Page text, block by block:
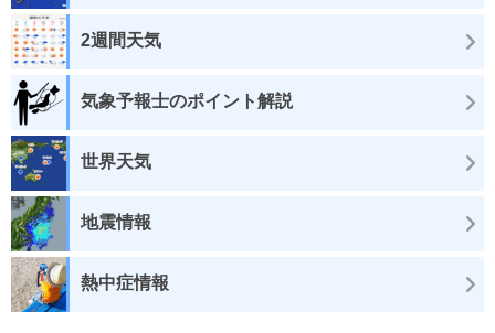
2週間天気
気象予報士のポイント解説
世界天気
地震情報
熱中症情報